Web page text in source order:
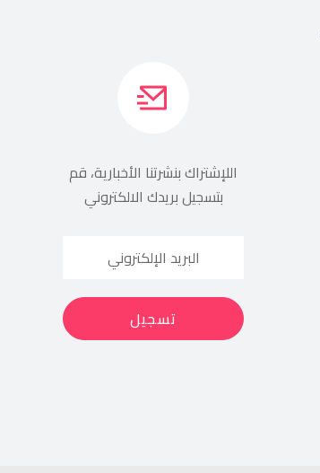
اللإشتراك بنشرتنا الأخبارية، قم
بتسجيل بريدك الالكتروني